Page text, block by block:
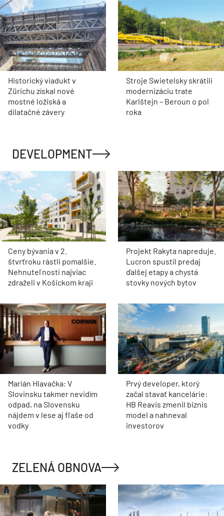
Historický viadukt v
Zürichu získal nové
mostné ložiská a
dilatačné závery
Stroje Swietelsky skrátili
modernizáciu trate
Karlštejn – Beroun o pol
roka
DEVELOPMENT
Ceny bývania v 2.
štvrťroku rástli pomalšie.
Nehnuteľnosti najviac
zdraželi v Košickom kraji
Projekt Rakyta napreduje.
Lucron spustil predaj
ďalšej etapy a chystá
stovky nových bytov
Marián Hlavačka: V
Slovinsku takmer nevidím
odpad, na Slovensku
nájdem v lese aj fľaše od
vodky
Prvý developer, ktorý
začal stavať kancelárie:
HB Reavis zmenil biznis
model a nahneval
investorov
ZELENÁ OBNOVA